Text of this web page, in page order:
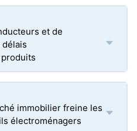
et de
immobilier freine les
électroménagers